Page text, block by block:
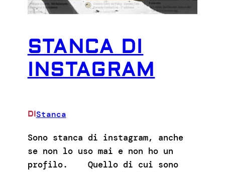
STANCA DI
INSTAGRAM
DIStanca
Sono stanca di instagram, anche
se non lo uso mai e non ho un
profilo. Quello di cui sono